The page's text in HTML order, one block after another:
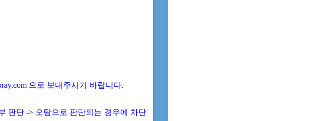
으로 보내주시기 바랍니다.
판단 -> 오탐으로 판단되는 경우에 차단